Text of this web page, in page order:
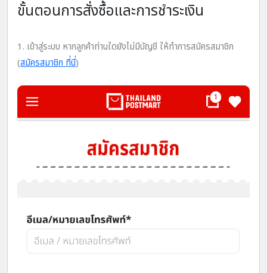
ขั้นตอนการสั่งซื้อและการชำระเงิน
1. เข้าสู่ระบบ หากลูกค้าท่านใดยังไม่มีบัญชี ให้ทำการสมัครสมาชิก
(สมัครสมาชิก ที่นี่)